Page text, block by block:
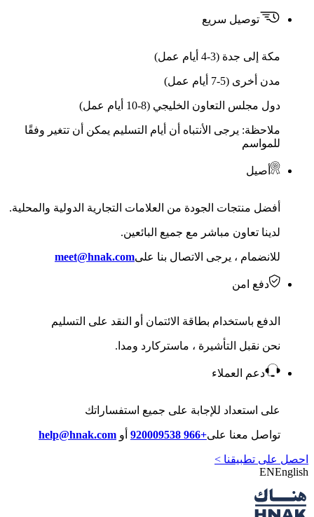
توصيل سريع
مكة إلى جدة (3-4 أيام عمل)
مدن أخرى (5-7 أيام عمل)
دول مجلس التعاون الخليجي (8-10 أيام عمل)
ملاحظة: يرجى الأنتباه أن أيام التسليم يمكن أن تتغير وفقًا
للمواسم
أصيل
أفضل منتجات الجودة من العلامات التجارية الدولية والمحلية.
لدينا تعاون مباشر مع جميع البائعين.
للانضمام ، يرجى الاتصال بنا علىmeet@hnak.com
دفع امن
الدفع باستخدام بطاقة الائتمان أو النقد على التسليم
نحن نقبل التأشيرة ، ماستركارد ومدا.
دعم العملاء
على استعداد للإجابة على جميع استفساراتك
تواصل معنا على+966 920009538 أو help@hnak.com
احصل على تطبيقنا >
ENEnglish